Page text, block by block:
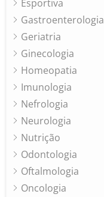
Esportiva
Gastroenterologia
Geriatria
Ginecologia
Homeopatia
Imunologia
Nefrologia
Neurologia
Nutrição
Odontologia
Oftalmologia
Oncologia